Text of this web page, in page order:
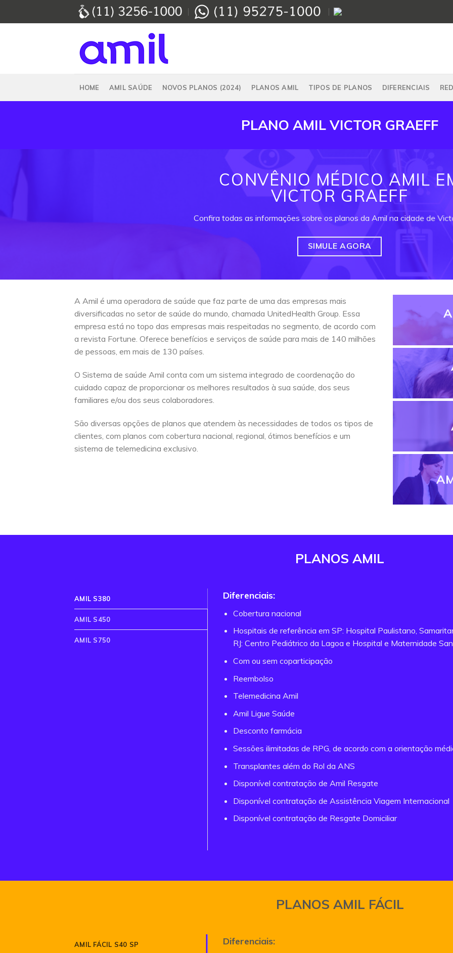
HOME AMIL SAÚDE NOVOS PLANOS (2024) PLANOS AMIL TIPOS DE PLANOS DIFERENCIAIS
PLANO AMIL VICTOR GRAEFF
CONVÊNIO MÉDICO AMIL
VICTOR GRAEFF
Confira todas as informações sobre os planos da Amil na cidade de
SIMULE AGORA
A Amil é uma operadora de saúde que faz parte de uma das empresas mais
diversificadas no setor de saúde do mundo, chamada UnitedHealth Group. Essa
empresa está no topo das empresas mais respeitadas no segmento, de acordo com
a revista Fortune. Oferece benefícios e serviços de saúde para mais de 140 milhões
de pessoas, em mais de 130 países.
O Sistema de saúde Amil conta com um sistema integrado de coordenação do
cuidado capaz de proporcionar os melhores resultados à sua saúde, dos seus
familiares e/ou dos seus colaboradores.
São diversas opções de planos que atendem às necessidades de todos os tipos de
clientes, com planos com cobertura nacional, regional, ótimos benefícios e um
sistema de telemedicina exclusivo.
PLANOS AMIL
AMIL S380
AMIL S450
AMIL S750
Diferenciais:
Cobertura nacional
Hospitais de referência em SP: Hospital Paulistano,
RJ: Centro Pediátrico da Lagoa e Hospital e Maternidade
Com ou sem coparticipação
Reembolso
Telemedicina Amil
Amil Ligue Saúde
Desconto farmácia
Sessões ilimitadas de RPG, de acordo com a orientação
Transplantes além do Rol da ANS
Disponível contratação de Amil Resgate
Disponível contratação de Assistência Viagem Internacional
Disponível contratação de Resgate Domiciliar
PLANOS AMIL FÁCIL
AMIL FÁCIL S40 SP Diferenciais: